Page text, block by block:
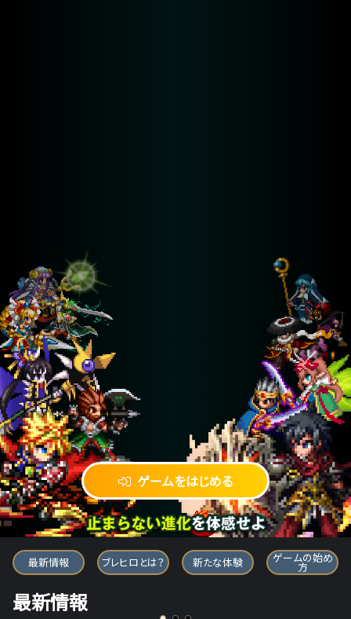
ゲームをはじめる
ブレイブ フロンティア ヒーローズ
最新情報 ブレヒロとは？ 新たな体験 ゲームの始め
方
最新情報